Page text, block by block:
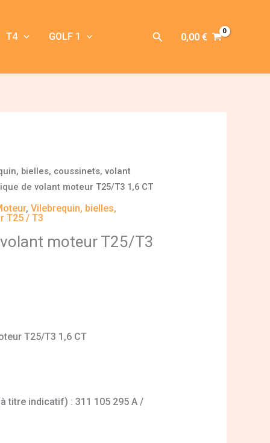
T4 GOLF 1 Rechercher
0,00 €
bielles, coussinets, volant
de volant moteur T25/T3 1,6 CT
,Vilebrequin, bielles,
T25 / T3
moteur T25/T3
T25/T3 1,6 CT
titre indicatif) : 311 105 295 A /